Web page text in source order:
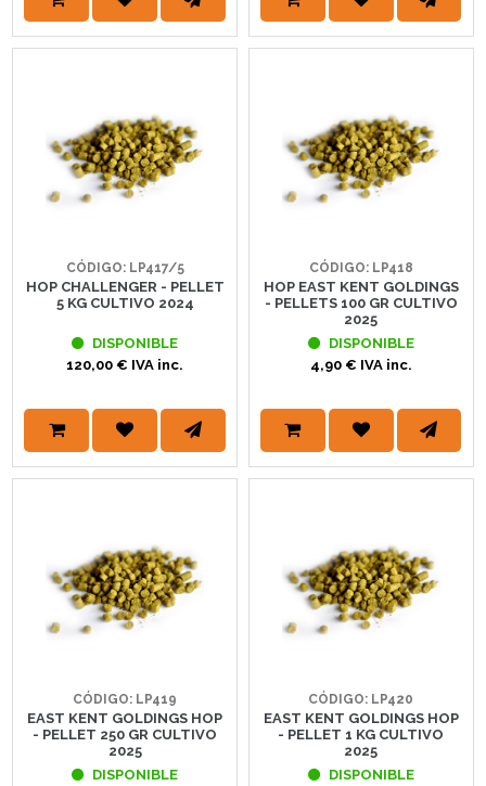
CÓDIGO: LP417/5
HOP CHALLENGER - PELLET
5 KG CULTIVO 2024
DISPONIBLE
120,00 € IVA inc.
CÓDIGO: LP418
HOP EAST KENT GOLDINGS
- PELLETS 100 GR CULTIVO
2025
DISPONIBLE
4,90 € IVA inc.
CÓDIGO: LP419
EAST KENT GOLDINGS HOP
- PELLET 250 GR CULTIVO
2025
DISPONIBLE
CÓDIGO: LP420
EAST KENT GOLDINGS HOP
- PELLET 1 KG CULTIVO
2025
DISPONIBLE